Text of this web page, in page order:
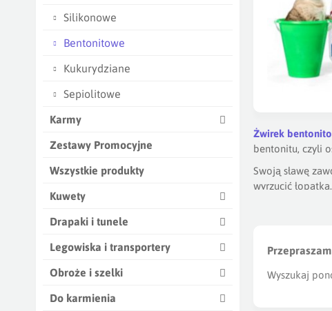
Silikonowe
Bentonitowe
Kukurydziane
Sepiolitowe
Karmy
Zestawy Promocyjne
Wszystkie produkty
Kuwety
Drapaki i tunele
Legowiska i transportery
Obroże i szelki
Do karmienia
Żwirek
bentonitu, czyli
Swoją sławę
wyrzucić łopatką.
Jednak jeśli
Przy wyborze
którym brakuje
Wyszukaj